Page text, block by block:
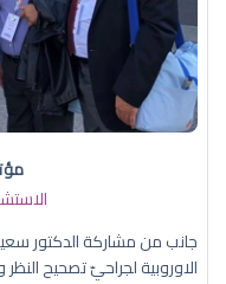
جانب من مشاركة الدكتور
الاوروبية لجراحيّ تصحيح